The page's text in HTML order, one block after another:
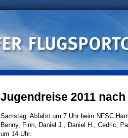
Jugendreise 2011
Samstag: Abfahrt um 7 Uhr beim NFSC
Benny, Finn, Daniel J., Daniel H., Cedric,
um 14 Uhr.